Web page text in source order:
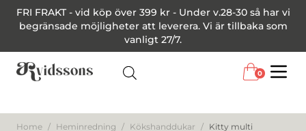
FRI FRAKT - vid köp över 399 kr - Under v.28-30 så har vi
begränsade möjligheter att leverera. Vi är tillbaka som
vanligt 27/7.
0
Home / Heminredning / Kökshanddukar / Kitty multi